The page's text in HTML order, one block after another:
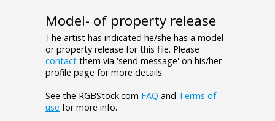
Model- of property release
The artist has indicated he/she has a model-
or property release for this file. Please
contact them via 'send message' on his/her
profile page for more details.
See the RGBStock.com FAQ and Terms of
use for more info.